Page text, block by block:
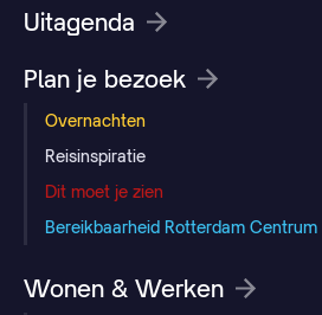
Uitagenda
Plan je bezoek
Overnachten
Reisinspiratie
Dit moet je zien
Bereikbaarheid Rotterdam Centrum
Wonen & Werken